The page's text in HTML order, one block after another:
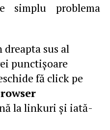
simplu problema
sus al
punctişoare
fă click pe
la linkuri şi iată-